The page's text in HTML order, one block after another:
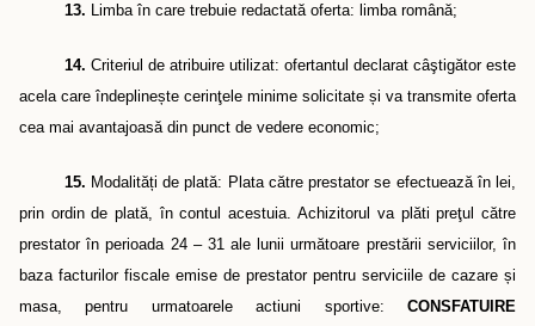
13. Limba în care trebuie redactată oferta: limba română;
14. Criteriul de atribuire utilizat: ofertantul declarat câştigător este
acela care îndeplinește cerinţele minime solicitate și va transmite oferta
cea mai avantajoasă din punct de vedere economic;
15. Modalități de plată: Plata către prestator se efectuează în lei,
prin ordin de plată, în contul acestuia. Achizitorul va plăti preţul către
prestator în perioada 24 – 31 ale lunii următoare prestării serviciilor, în
baza facturilor fiscale emise de prestator pentru serviciile de cazare și
masa, pentru urmatoarele actiuni sportive: CONSFATUIRE